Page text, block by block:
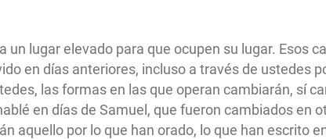
un lugar elevado para que ocupen su lugar. Esos
en días anteriores, incluso a través de ustedes
las formas en las que operan cambiarán, sí
en días de Samuel, que fueron cambiados en
aquello por lo que han orado, lo que han escrito